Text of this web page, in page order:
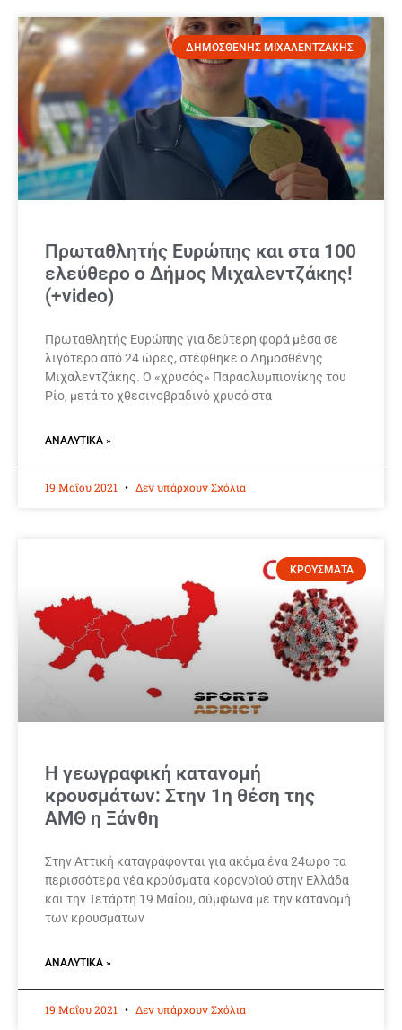
ΔΗΜΟΣΘΕΝΗΣ ΜΙΧΑΛΕΝΤΖΑΚΗΣ
Πρωταθλητής Ευρώπης και στα 100
ελεύθερο ο Δήμος Μιχαλεντζάκης!
(+video)
Πρωταθλητής Ευρώπης για δεύτερη φορά μέσα σε
λιγότερο από 24 ώρες, στέφθηκε ο Δημοσθένης
Μιχαλεντζάκης. Ο «χρυσός» Παραολυμπιονίκης του
Ρίο, μετά το χθεσινοβραδινό χρυσό στα
ΑΝΑΛΥΤΙΚΆ »
19 Μαΐου 2021 Δεν υπάρχουν Σχόλια
ΚΡΟΥΣΜΑΤΑ
Η γεωγραφική κατανομή
κρουσμάτων: Στην 1η θέση της
ΑΜΘ η Ξάνθη
Στην Αττική καταγράφονται για ακόμα ένα 24ωρο τα
περισσότερα νέα κρούσματα κορονοϊού στην Ελλάδα
και την Τετάρτη 19 Μαΐου, σύμφωνα με την κατανομή
των κρουσμάτων
ΑΝΑΛΥΤΙΚΆ »
19 Μαΐου 2021 Δεν υπάρχουν Σχόλια